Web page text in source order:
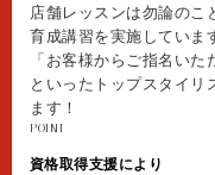
店舗レッスンは勿論のこ
育成講習を実施していま
「お客様からご指名い
といったトップスタイリ
ます！
POINT
資格取得支援により